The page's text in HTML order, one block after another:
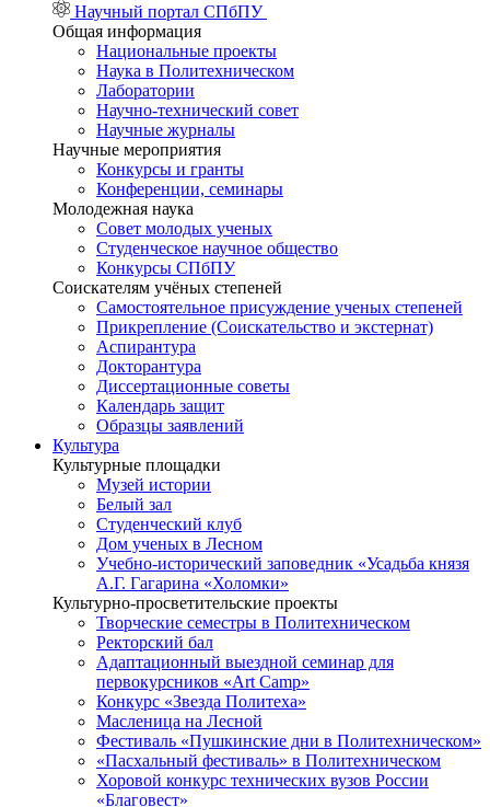
Научный портал СПбПУ
Общая информация
Национальные проекты
Наука в Политехническом
Лаборатории
Научно-технический совет
Научные журналы
Научные мероприятия
Конкурсы и гранты
Конференции, семинары
Молодежная наука
Совет молодых ученых
Студенческое научное общество
Конкурсы СПбПУ
Соискателям учёных степеней
Самостоятельное присуждение ученых степеней
Прикрепление (Соискательство и экстернат)
Аспирантура
Докторантура
Диссертационные советы
Календарь защит
Образцы заявлений
Культура
Культурные площадки
Музей истории
Белый зал
Студенческий клуб
Дом ученых в Лесном
Учебно-исторический заповедник «Усадьба князя
А.Г. Гагарина «Холомки»
Культурно-просветительские проекты
Творческие семестры в Политехническом
Ректорский бал
Адаптационный выездной семинар для
первокурсников «Art Camp»
Конкурс «Звезда Политеха»
Масленица на Лесной
Фестиваль «Пушкинские дни в Политехническом»
«Пасхальный фестиваль» в Политехническом
Хоровой конкурс технических вузов России
«Благовест»